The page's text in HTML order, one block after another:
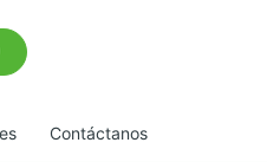
Contáctanos